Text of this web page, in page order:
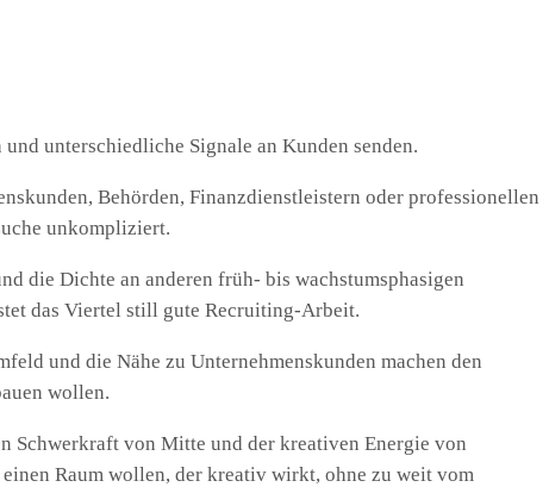
unterschiedliche Signale an Kunden senden.
Behörden, Finanzdienstleistern oder professionellen
unkompliziert.
die Dichte an anderen früh- bis wachstumsphasigen
das Viertel still gute Recruiting-Arbeit.
und die Nähe zu Unternehmenskunden machen den
wollen.
Schwerkraft von Mitte und der kreativen Energie von
Raum wollen, der kreativ wirkt, ohne zu weit vom